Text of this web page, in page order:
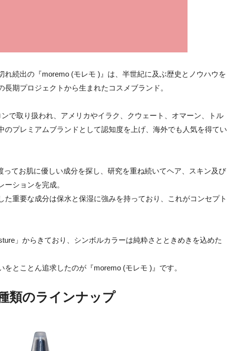
れ続出の『moremo (モレモ )』は、半世紀に及ぶ歴史とノウハウを
期プロジェクトから生まれたコスメブランド。
で取り扱われ、アメリカやイラク、クウェート、オマーン、トル
のプレミアムブランドとして認知度を上げ、海外でも人気を得てい
ってお肌に優しい成分を探し、研究を重ね続いてヘア、スキン及び
ションを完成。
重要な成分は保水と保湿に強みを持っており、これがコンセプト
」からきており、シンボルカラーは純粋さとときめきを込めた
とことん追求したのが『moremo (モレモ )』です。
類のラインナップ